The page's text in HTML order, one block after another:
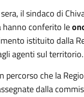
il sindaco di
hanno conferito le
istituito dalla
agenti sul territorio.
che la
dalla